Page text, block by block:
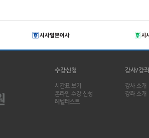
수강신청
시간표 보기
온라인 수강 신청
레벨테스트
강사/강좌
강사 소개
강좌 소개